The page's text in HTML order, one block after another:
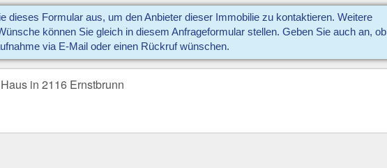
dieses Formular aus, um den Anbieter dieser Immobilie zu kontaktieren. Weitere
können Sie gleich in diesem Anfrageformular stellen. Geben Sie auch an, ob
via E-Mail oder einen Rückruf wünschen.